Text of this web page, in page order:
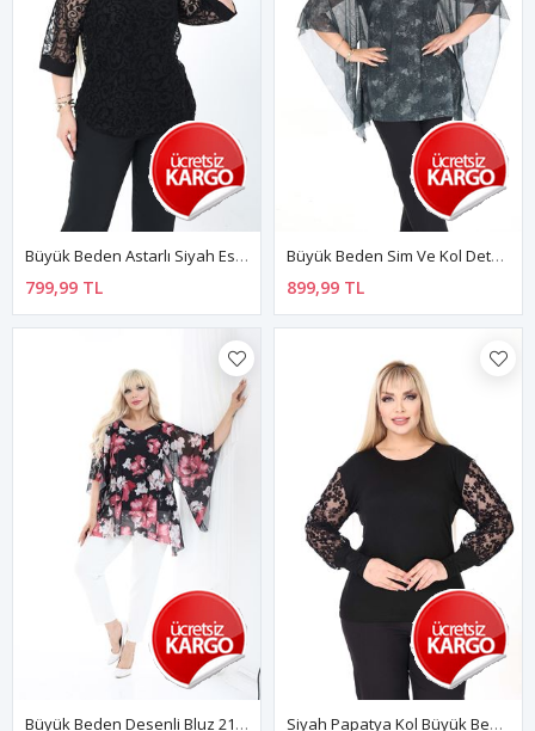
Büyük Beden Astarlı Siyah Esnek Bluz 37C-2780
799,99 TL
Büyük Beden Sim Ve Kol Detaylı Akışkan Bluz 44C-2695
899,99 TL
Büyük Beden Desenli Bluz 21C-2685 Siyah Papatya Kol Büyük Beden Bluz 27E-2639